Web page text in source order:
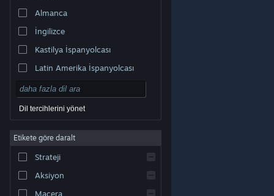
markalar, ABD ve diğer ülkelerde ilgili sahiplerinin
Erişilebilirlik |
Çerezler
Almanca
İngilizce
Kastilya İspanyolcası
Latin Amerika İspanyolcası
Dil tercihlerini yönet
Etikete göre daralt
Strateji
Aksiyon
Macera